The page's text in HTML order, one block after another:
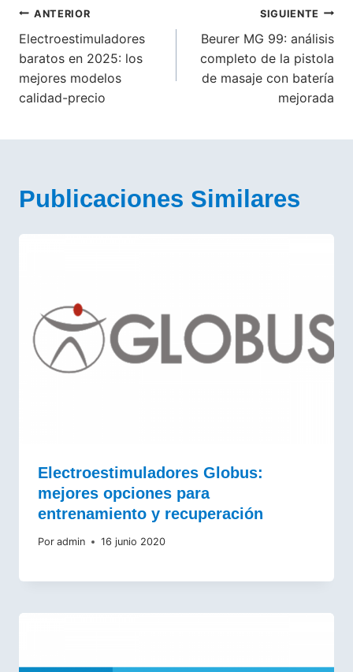
entrada:
Navegación
de
entradas
ANTERIOR
Electroestimuladores
baratos en 2025: los
mejores modelos
calidad-precio
SIGUIENTE
Beurer MG 99: análisis
completo de la pistola
de masaje con batería
mejorada
Publicaciones Similares
Electroestimuladores Globus:
mejores opciones para
entrenamiento y recuperación
Por admin 16 junio 2020